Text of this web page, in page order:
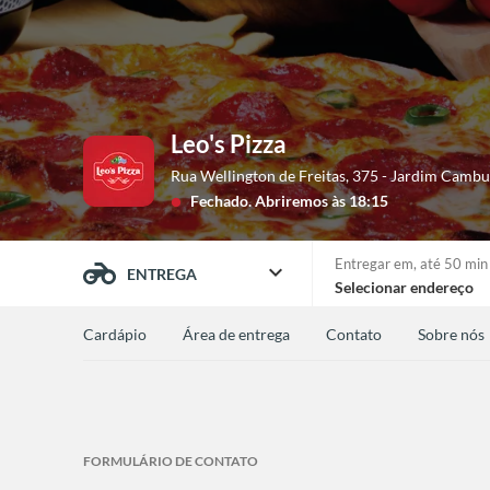
Leo's Pizza
Rua Wellington de Freitas, 375 - Jardim
lens Fechado.Abriremos às 18:15
ENTREGA expand_more Entregar em, até 50 min
Selecionar endereço
Cardápio Área de entrega Contato Sobre nós
FORMULÁRIO DE CONTATO